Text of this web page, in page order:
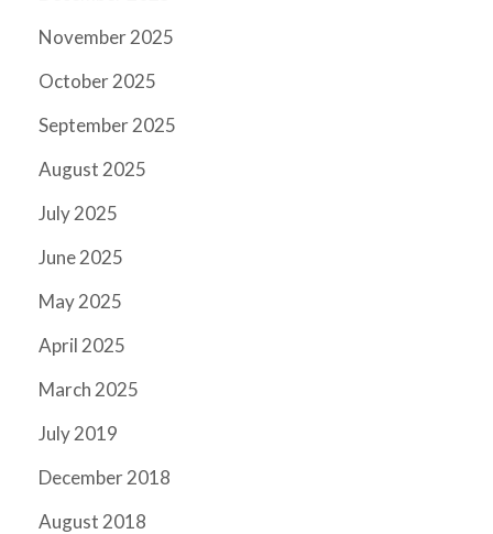
November 2025
October 2025
September 2025
August 2025
July 2025
June 2025
May 2025
April 2025
March 2025
July 2019
December 2018
August 2018